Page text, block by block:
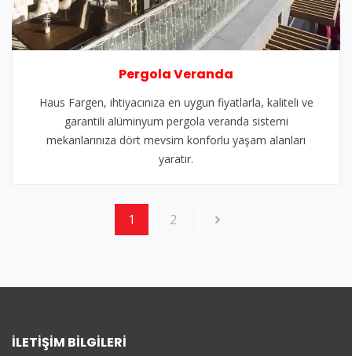
Pergola Veranda
Haus Fargen, ihtiyacınıza en uygun fiyatlarla, kaliteli ve
garantili alüminyum pergola veranda sistemi
mekanlarınıza dört mevsim konforlu yaşam alanları
yaratır.
1 2
İLETIŞIM BILGILERI